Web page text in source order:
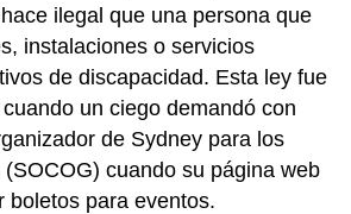
ilegal que una persona que
instalaciones o servicios
de discapacidad. Esta ley fue
un ciego demandó con
de Sydney para los
cuando su página web
boletos para eventos.